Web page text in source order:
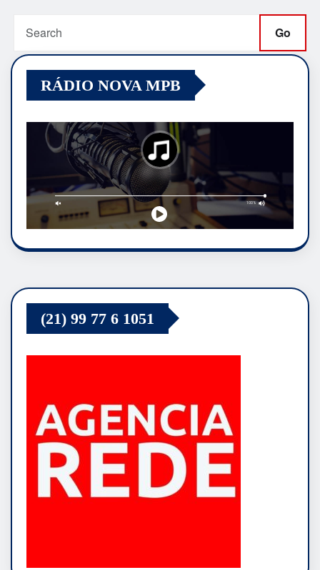
Go
RÁDIO NOVA MPB
(21) 99 77 6 1051